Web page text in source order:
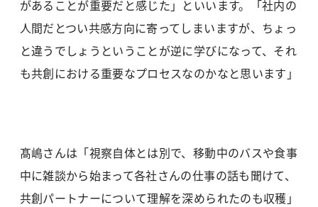
があることが重要だと感じた」といいます。「社内の
人間だとつい共感方向に寄ってしまいますが、ちょっ
と違うでしょうということが逆に学びになって、それ
も共創における重要なプロセスなのかなと思います」
髙嶋さんは「視察自体とは別で、移動中のバスや食事
中に雑談から始まって各社さんの仕事の話も聞けて、
共創パートナーについて理解を深められたのも収穫」